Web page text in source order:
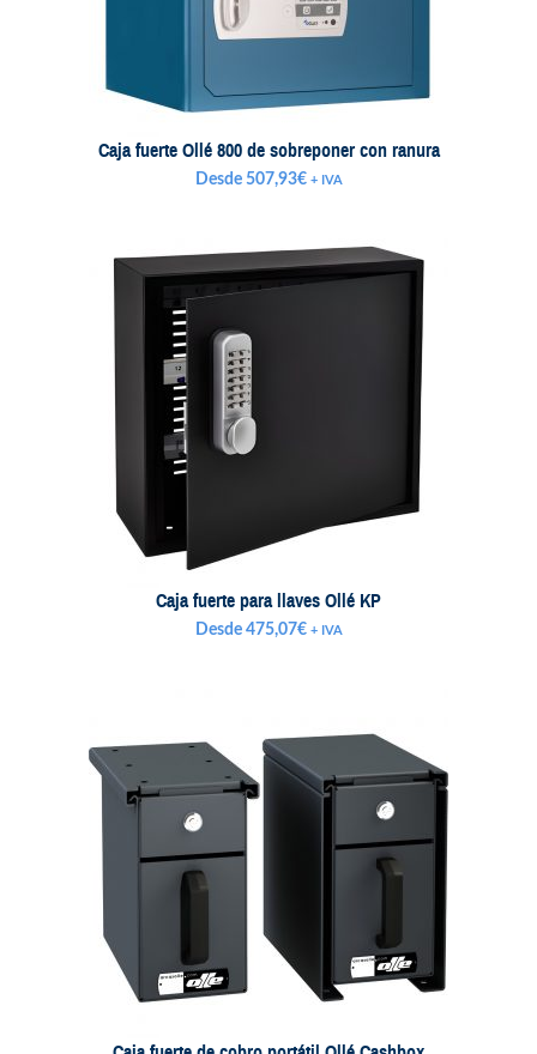
Caja fuerte Ollé 800 de sobreponer con ranura
Desde507,93€ + IVA
Caja fuerte para llaves Ollé KP
Desde475,07€ + IVA